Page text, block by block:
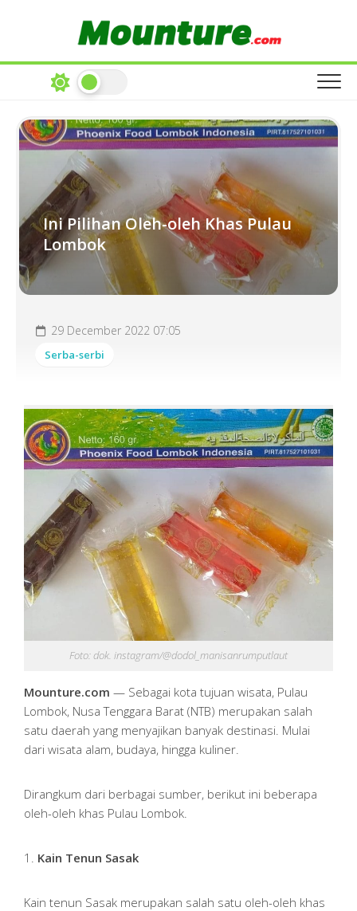
Ini Pilihan Oleh-oleh Khas Pulau
Lombok
29 December 2022 07:05
Serba-serbi
Foto: dok. instagram/@dodol_manisanrumputlaut
Mounture.com — Sebagai kota tujuan wisata, Pulau
Lombok, Nusa Tenggara Barat (NTB) merupakan salah
satu daerah yang menyajikan banyak destinasi. Mulai
dari wisata alam, budaya, hingga kuliner.
Dirangkum dari berbagai sumber, berikut ini beberapa
oleh-oleh khas Pulau Lombok.
1. Kain Tenun Sasak
Kain tenun Sasak merupakan salah satu oleh-oleh khas